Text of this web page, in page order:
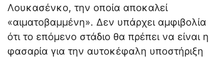
Λουκασένκο, την οποία αποκαλεί
«αιματοβαμμένη». Δεν υπάρχει αμφιβολία
ότι το επόμενο στάδιο θα πρέπει να είναι η
φασαρία για την αυτοκέφαλη υποστήριξη